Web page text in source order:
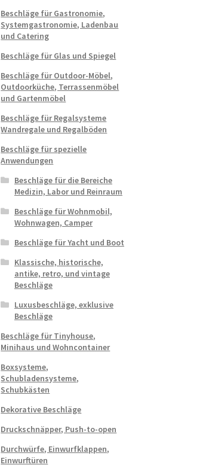
Beschläge für Gastronomie,
Systemgastronomie, Ladenbau
und Catering
Beschläge für Glas und Spiegel
Beschläge für Outdoor-Möbel,
Outdoorküche, Terrassenmöbel
und Gartenmöbel
Beschläge für Regalsysteme
Wandregale und Regalböden
Beschläge für spezielle
Anwendungen
Beschläge für die Bereiche
Medizin, Labor und Reinraum
Beschläge für Wohnmobil,
Wohnwagen, Camper
Beschläge für Yacht und Boot
Klassische, historische,
antike, retro, und vintage
Beschläge
Luxusbeschläge, exklusive
Beschläge
Beschläge für Tinyhouse,
Minihaus und Wohncontainer
Boxsysteme,
Schubladensysteme,
Schubkästen
Dekorative Beschläge
Druckschnäpper, Push-to-open
Durchwürfe, Einwurfklappen,
Einwurftüren